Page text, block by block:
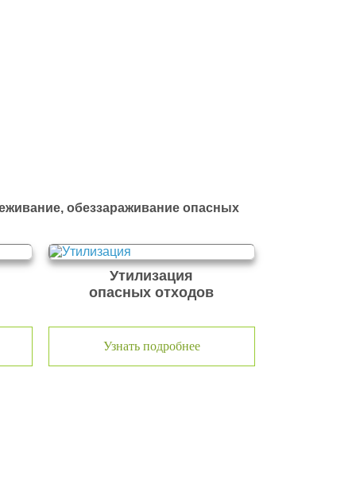
обеззараживание опасных
Утилизация
опасных отходов
Узнать подробнее